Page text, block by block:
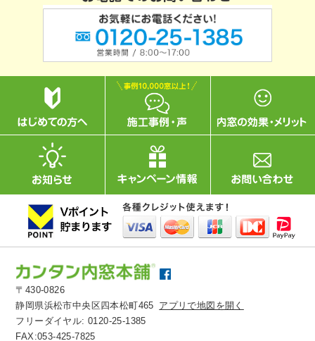
〒430-0826
静岡県浜松市中央区四本松町465 アプリで地図を開く
フリーダイヤル:0120-25-1385
FAX:053-425-7825